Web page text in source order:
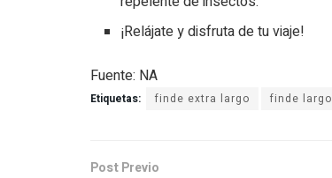
¡Relájate y disfruta de tu viaje!
Fuente: NA
Etiquetas: finde extra largo finde largo
Post Previo